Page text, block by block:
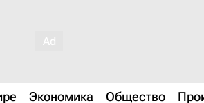
Экономика Общество